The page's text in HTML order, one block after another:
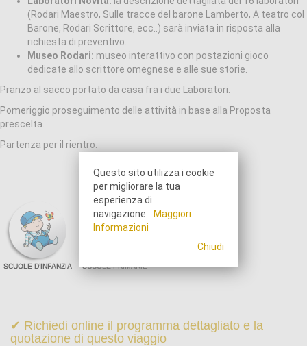
(Rodari Maestro, Sulle tracce del barone Lamberto, A teatro col
Barone, Rodari Scrittore, ecc..) sarà inviata in risposta alla
richiesta di preventivo.
Museo Rodari: museo interattivo con postazioni gioco
dedicate allo scrittore omegnese e alle sue storie.
Pranzo al sacco portato da casa fra i due Laboratori.
Pomeriggio proseguimento delle attività in base alla Proposta
prescelta.
Partenza per il rientro.
✔ Richiedi online il programma dettagliato e la
quotazione di questo viaggio
Questo sito utilizza i cookie
per migliorare la tua
esperienza di
navigazione.
Maggiori
Informazioni
Chiudi